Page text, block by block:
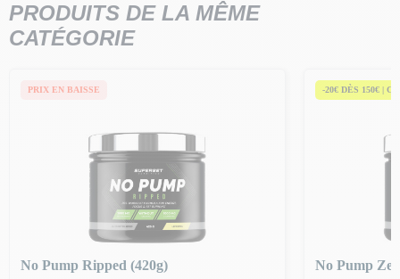
PRODUITS DE LA MÊME
CATÉGORIE
PRIX EN BAISSE
No Pump Ripped (420g)
-20€ DÈS 150€ |
No Pump